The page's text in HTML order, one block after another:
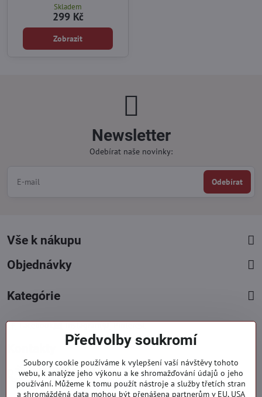
Skladem
299 Kč
Zobrazit
Newsletter
Odebírat naše novinky:
Odebírat
Vše k nákupu
Objednávky
Kategórie
+421 919 060 751
Pondělí - Pátek : 09:00 - 15:00 hod.
Předvolby soukromí
Soubory cookie používáme k vylepšení vaší návštěvy tohoto
webu, k analýze jeho výkonu a ke shromažďování údajů o jeho
používání. Můžeme k tomu použít nástroje a služby třetích stran
a shromážděná data mohou být přenášena partnerům v EU, USA